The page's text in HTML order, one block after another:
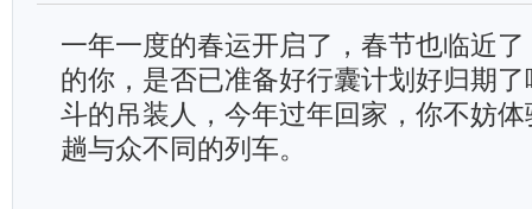
一年一度的春运开启了，春节也临近
的你，是否已准备好行囊计划好归期
斗的吊装人，今年过年回家，你不妨
趟与众不同的列车。